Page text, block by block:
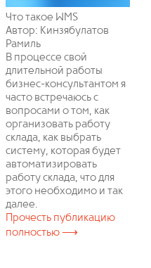
Что такое WMS
Автор: Кинзябулатов
Рамиль
В процессе свой
длительной работы
бизнес-консультантом я
часто встречаюсь с
вопросами о том, как
организовать работу
склада, как выбрать
систему, которая будет
автоматизировать
работу склада, что для
этого необходимо и так
далее.
Прочесть публикацию
полностью ⟶